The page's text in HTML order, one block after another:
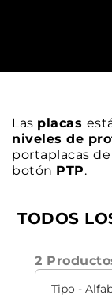
Las placas
niveles de
portaplacas
botón PTP.
TODOS
2